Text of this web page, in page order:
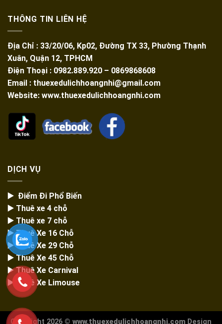
THÔNG TIN LIÊN HỆ
Địa Chỉ : 33/20/06, Kp02, Đường TX 33, Phường Thạnh
Xuân, Quận 12, TPHCM
Điện Thoại : 0982.889.920 – 0869868608
Email : thuexedulichhoangnhi@gmail.com
Website: www.thuexedulichhoangnhi.com
DỊCH VỤ
▶️ Điểm Đi Phổ Biến
▶️ Thuê xe 4 chỗ
▶️ Thuê xe 7 chỗ
▶️Thuê Xe 16 Chỗ
▶️Thuê Xe 29 Chỗ
▶️ Thuê Xe 45 Chỗ
▶️Thuê Xe Carnival
▶️ Thuê Xe Limouse
Copyright 2026 © www.thuexedulichhoangnhi.com Design